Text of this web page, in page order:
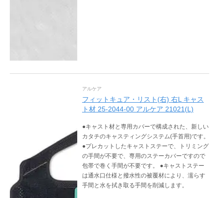
アルケア
フィットキュア・リスト(右) 右L キャス
ト材 25-2044-00 アルケア 21021(L)
●キャスト材と専用カバーで構成された、新しい
カタチのキャスティングシステム(手首用)です。
●プレカットしたキャストステーで、トリミング
の手間が不要で、専用のステーカバーですので
包帯で巻く手間が不要です。 ●キャストステー
は通水口仕様と撥水性の被覆材により、濡らす
手間と水を拭き取る手間を削減します。